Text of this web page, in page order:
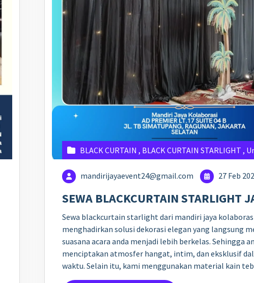
BLACK CURTAIN , BLACK CURTAIN STARLIGHT ,
mandirijayaevent24@gmail.com 27 Feb
SEWA BLACKCURTAIN STARLIGHT
Sewa blackcurtain starlight dari mandiri jaya
menghadirkan solusi dekorasi elegan yang langsung
suasana acara anda menjadi lebih berkelas. Sehingga
menciptakan atmosfer hangat, intim, dan eksklusif
waktu. Selain itu, kami menggunakan material kain